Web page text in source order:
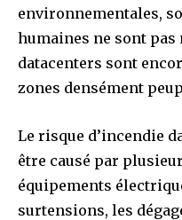
environnementales,
humaines ne sont pas
datacenters sont
zones densément
Le risque d’incendie
être causé par
équipements
surtensions, les